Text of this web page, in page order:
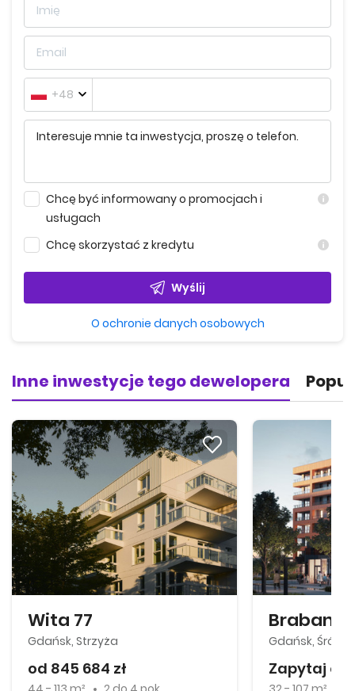
+48
Chcę być informowany o promocjach i
usługach
Chcę skorzystać z kredytu
Wyślij
O ochronie danych osobowych
Inne inwestycje tego dewelopera
Wita 77
Gdańsk, Strzyża
od 845 684 zł
Brabank
Gdańsk,
Zapytaj o